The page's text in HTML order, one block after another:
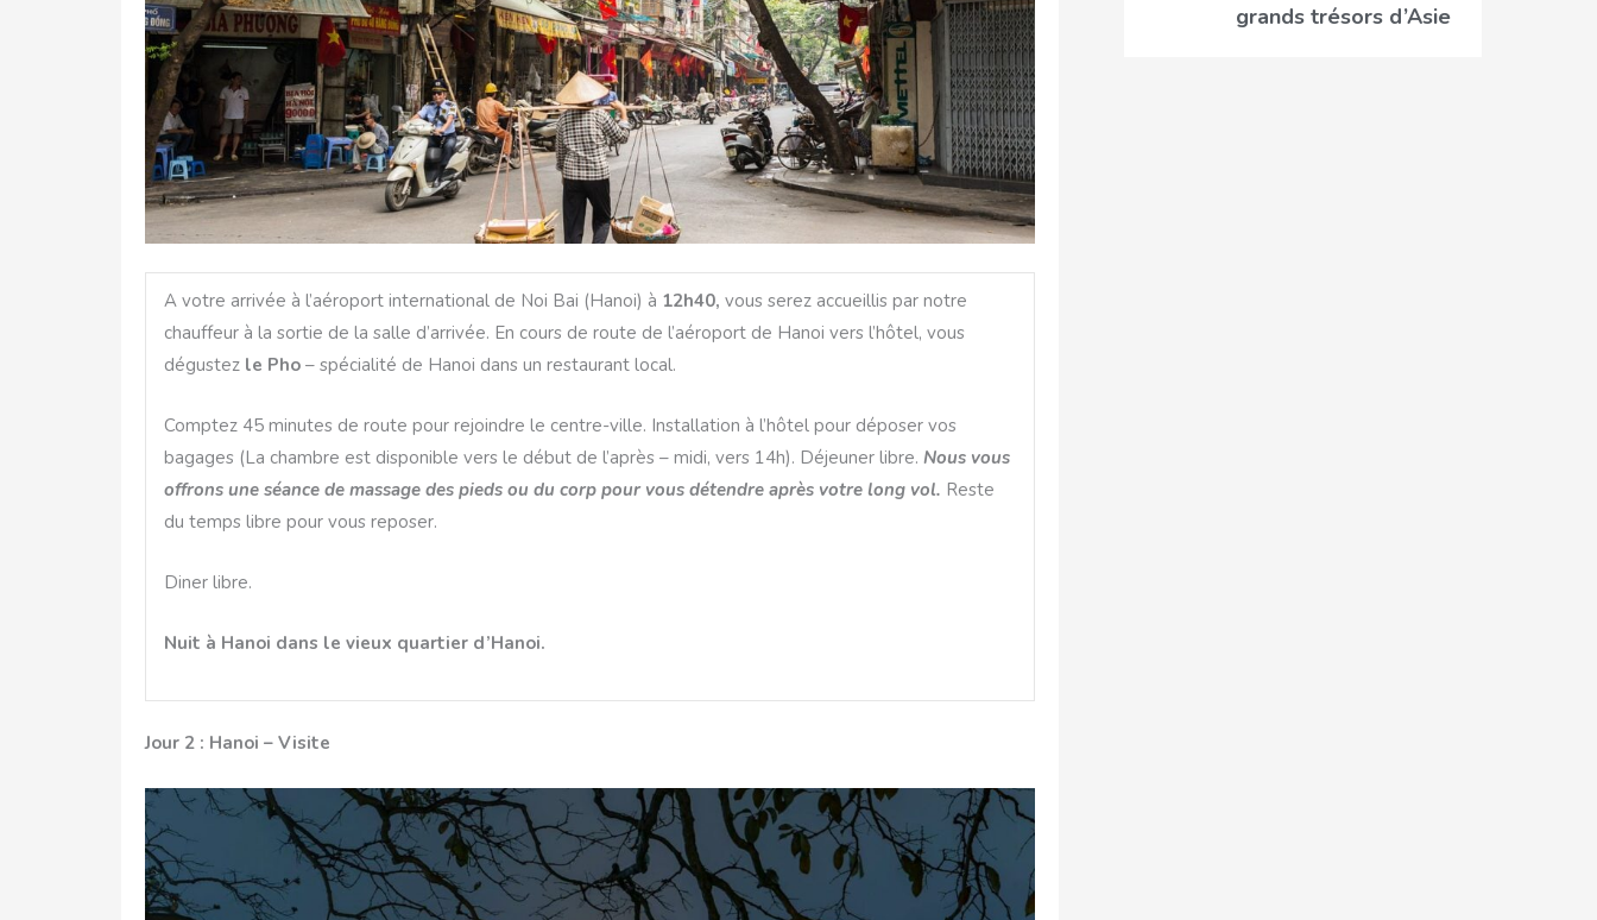
A votre arrivée à l’aéroport international de Noi Bai (Hanoi) à 12h40, vous serez accueillis par notre
chauffeur à la sortie de la salle d’arrivée. En cours de route de l’aéroport de Hanoi vers l’hôtel, vous
dégustez le Pho – spécialité de Hanoi dans un restaurant local.
Comptez 45 minutes de route pour rejoindre le centre-ville. Installation à l’hôtel pour déposer vos
bagages (La chambre est disponible vers le début de l’après – midi, vers 14h). Déjeuner libre. Nous vous
offrons une séance de massage des pieds ou du corp pour vous détendre après votre long vol. Reste
du temps libre pour vous reposer.
Diner libre.
Nuit à Hanoi dans le vieux quartier d’Hanoi.
Jour 2 : Hanoi – Visite
grands trésors d’Asie